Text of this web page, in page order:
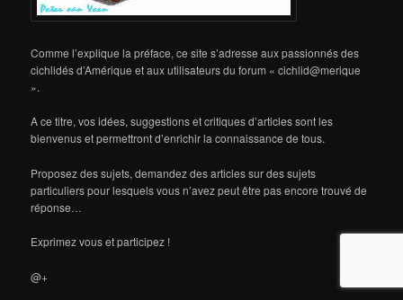
Comme l’explique la préface, ce site s’adresse aux passionnés des
cichlidés d’Amérique et aux utilisateurs du forum « cichlid@merique
».
A ce titre, vos idées, suggestions et critiques d’articles sont les
bienvenus et permettront d’enrichir la connaissance de tous.
Proposez des sujets, demandez des articles sur des sujets
particuliers pour lesquels vous n’avez peut être pas encore trouvé de
réponse…
Exprimez vous et participez !
@+